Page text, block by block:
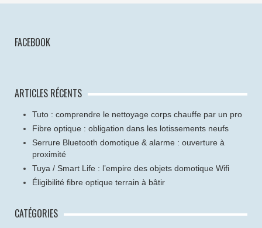
FACEBOOK
ARTICLES RÉCENTS
Tuto : comprendre le nettoyage corps chauffe par un pro
Fibre optique : obligation dans les lotissements neufs
Serrure Bluetooth domotique & alarme : ouverture à
proximité
Tuya / Smart Life : l’empire des objets domotique Wifi
Éligibilité fibre optique terrain à bâtir
CATÉGORIES